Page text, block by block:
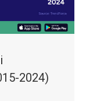
2024)